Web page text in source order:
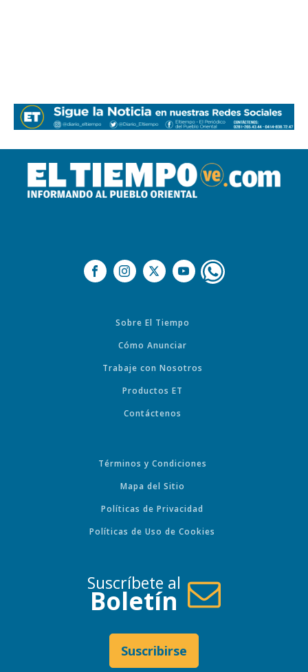
Sobre El Tiempo
Cómo Anunciar
Trabaje con Nosotros
Productos ET
Contáctenos
Términos y Condiciones
Mapa del Sitio
Políticas de Privacidad
Políticas de Uso de Cookies
Suscríbete al
Boletín
Suscribirse